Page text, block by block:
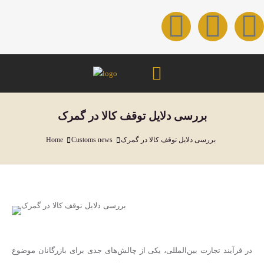
بررسی دلایل توقف کالا در گمرک
You are here:Home Customs news بررسی دلایل توقف کالا در گمرک
در فرآیند تجارت بین‌المللی، یکی از چالش‌های جدی برای بازرگانان موضوع